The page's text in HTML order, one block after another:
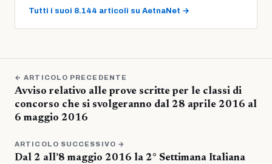
Tutti i suoi 8.144 articoli su AetnaNet →
← ARTICOLO PRECEDENTE
Avviso relativo alle prove scritte per le classi di
concorso che si svolgeranno dal 28 aprile 2016 al
6 maggio 2016
ARTICOLO SUCCESSIVO →
Dal 2 all’8 maggio 2016 la 2° Settimana Italiana